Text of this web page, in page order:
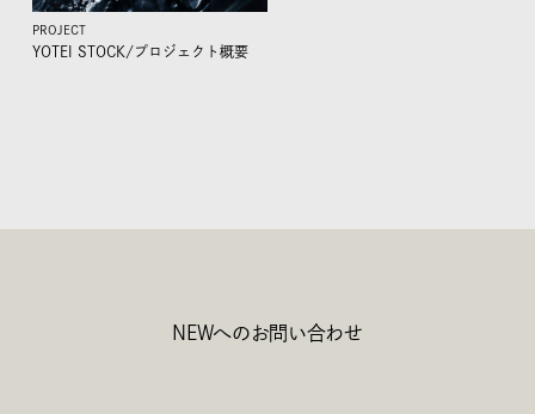
PROJECT
YOTEI STOCK/プロジェクト概要
NEWへのお問い合わせ